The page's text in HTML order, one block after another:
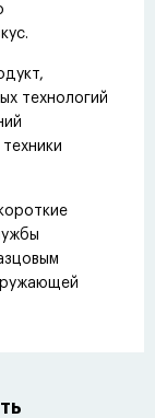
технологий